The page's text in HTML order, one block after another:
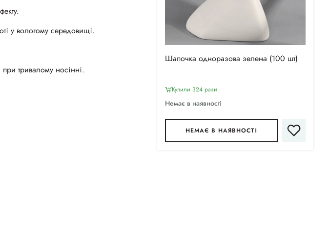
у вологому середовищі.
тривалому носінні.
Шапочка одноразова зелена (100 шт)
Купили 324 рази
Немає в наявності
НЕМАЄ В НАЯВНОСТІ